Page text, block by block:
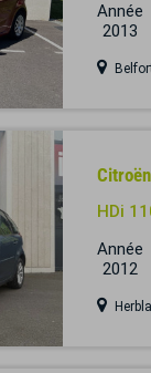
Année
2013
HDi
Année
2012